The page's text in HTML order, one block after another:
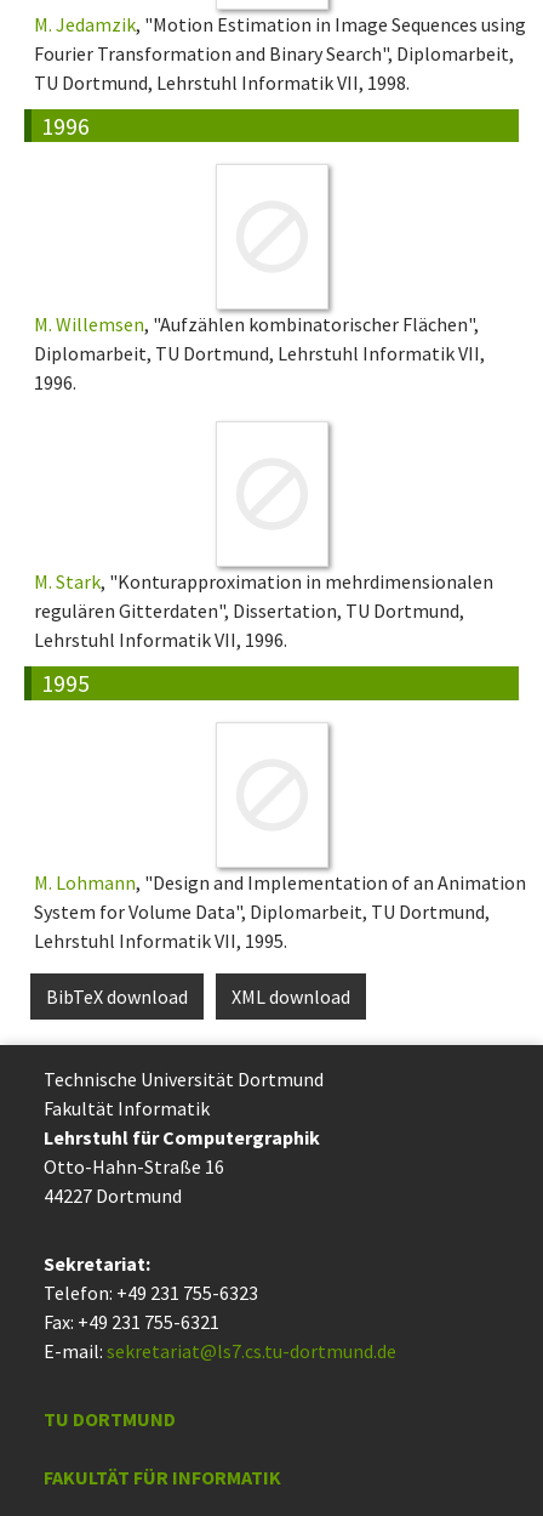
M. Jedamzik, "Motion Estimation in Image Sequences using
Fourier Transformation and Binary Search", Diplomarbeit,
TU Dortmund, Lehrstuhl Informatik VII, 1998.
1996
M. Willemsen, "Aufzählen kombinatorischer Flächen",
Diplomarbeit, TU Dortmund, Lehrstuhl Informatik VII,
1996.
M. Stark, "Konturapproximation in mehrdimensionalen
regulären Gitterdaten", Dissertation, TU Dortmund,
Lehrstuhl Informatik VII, 1996.
1995
M. Lohmann, "Design and Implementation of an Animation
System for Volume Data", Diplomarbeit, TU Dortmund,
Lehrstuhl Informatik VII, 1995.
BibTeX download XML download
Technische Uni­ver­si­tät Dort­mund
Fakultät Informatik
Lehrstuhl für Computergraphik
Otto-Hahn-Straße 16
44227 Dort­mund
Sekretariat:
Telefon: +49 231 755-6323
Fax: +49 231 755-6321
E-mail: sekretariat@ls7.cs.tu-dortmund.de
TU DORTMUND
FAKULTÄT FÜR INFORMATIK